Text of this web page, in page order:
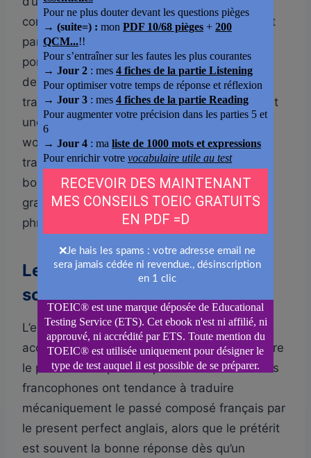
contexte, le prétérit se traduit le plus souvent
par le passé composé, quand l’action est
ponctuelle et achevée : I worked yesterday
devient j’ai travaillé hier. Il peut aussi se
traduire par l’imparfait, quand la phrase décrit
une habitude ou un état dans le passé : I
worked in London for two years devient je
travaillais à Londres pendant deux ans. La
bonne traduction dépend donc moins de la
grammaire anglaise que du sens réel de la
phrase en français.
Le piège que je corrige le plus
souvent en préparation TOEIC
L’erreur la plus fréquente que je corrige en
accompagnement TOEIC est la confusion entre
le prétérit et le present perfect. Les candidats
francophones ont tendance à traduire
mécaniquement le passé composé français par
le present perfect anglais, alors que le prétérit
est souvent la bonne réponse dès qu’un